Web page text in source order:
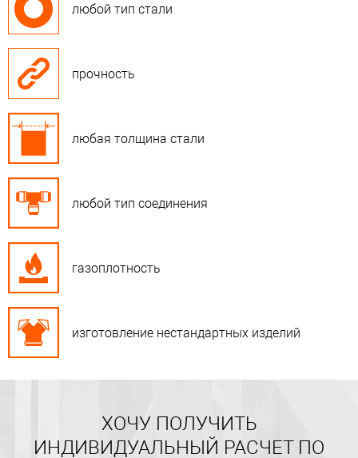
любой тип стали
прочность
любая толщина стали
любой тип соединения
газоплотность
изготовление нестандартных изделий
ХОЧУ ПОЛУЧИТЬ
ИНДИВИДУАЛЬНЫЙ РАСЧЕТ ПО